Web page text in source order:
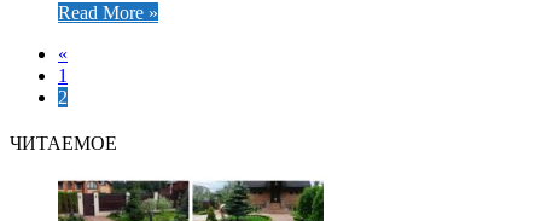
Read More »
«
1
2
ЧИТАЕМОЕ